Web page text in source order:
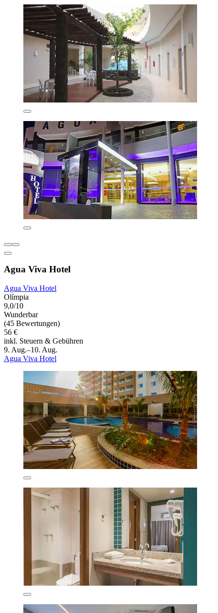
Agua Viva Hotel
Agua Viva Hotel
Olímpia
9,0/10
Wunderbar
(45 Bewertungen)
56 €
inkl. Steuern & Gebühren
9. Aug.–10. Aug.
Agua Viva Hotel